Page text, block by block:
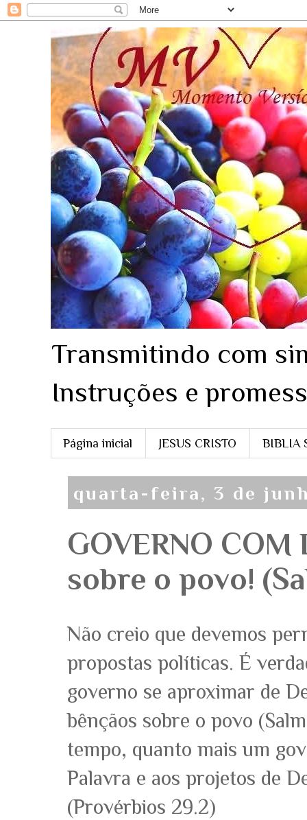
Transmitindo com
Instruções e
Página inicial JESUS CRISTO BIBLIA
quarta-feira, 3 de
GOVERNO COM
sobre o povo!
Não creio que devemos
propostas políticas. É
governo se aproximar de
bênçãos sobre o povo
tempo, quanto mais um
Palavra e aos projetos de
(Provérbios 29.2)